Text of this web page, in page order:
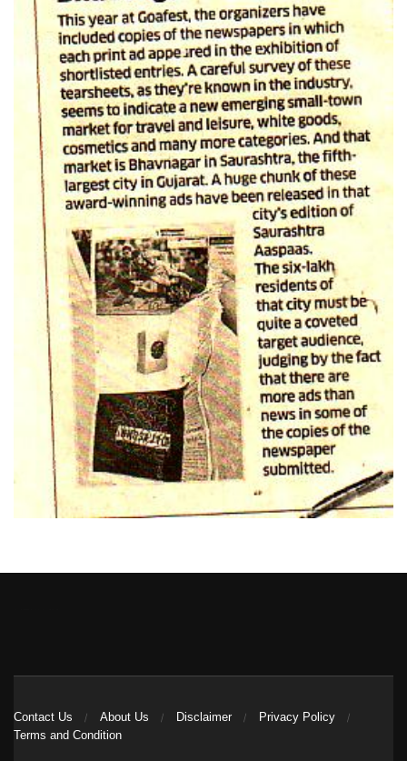
Contact Us About Us Disclaimer
Privacy Policy
Terms and Condition